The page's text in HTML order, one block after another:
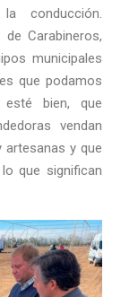
conducción.
Carabineros,
municipales
que podamos
bien, que
vendan
y que
que significan